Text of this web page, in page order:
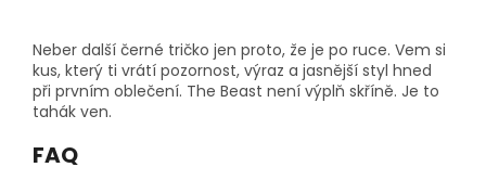
Neber další černé tričko jen proto, že je po ruce. Vem si
kus, který ti vrátí pozornost, výraz a jasnější styl hned
při prvním oblečení. The Beast není výplň skříně. Je to
tahák ven.
FAQ